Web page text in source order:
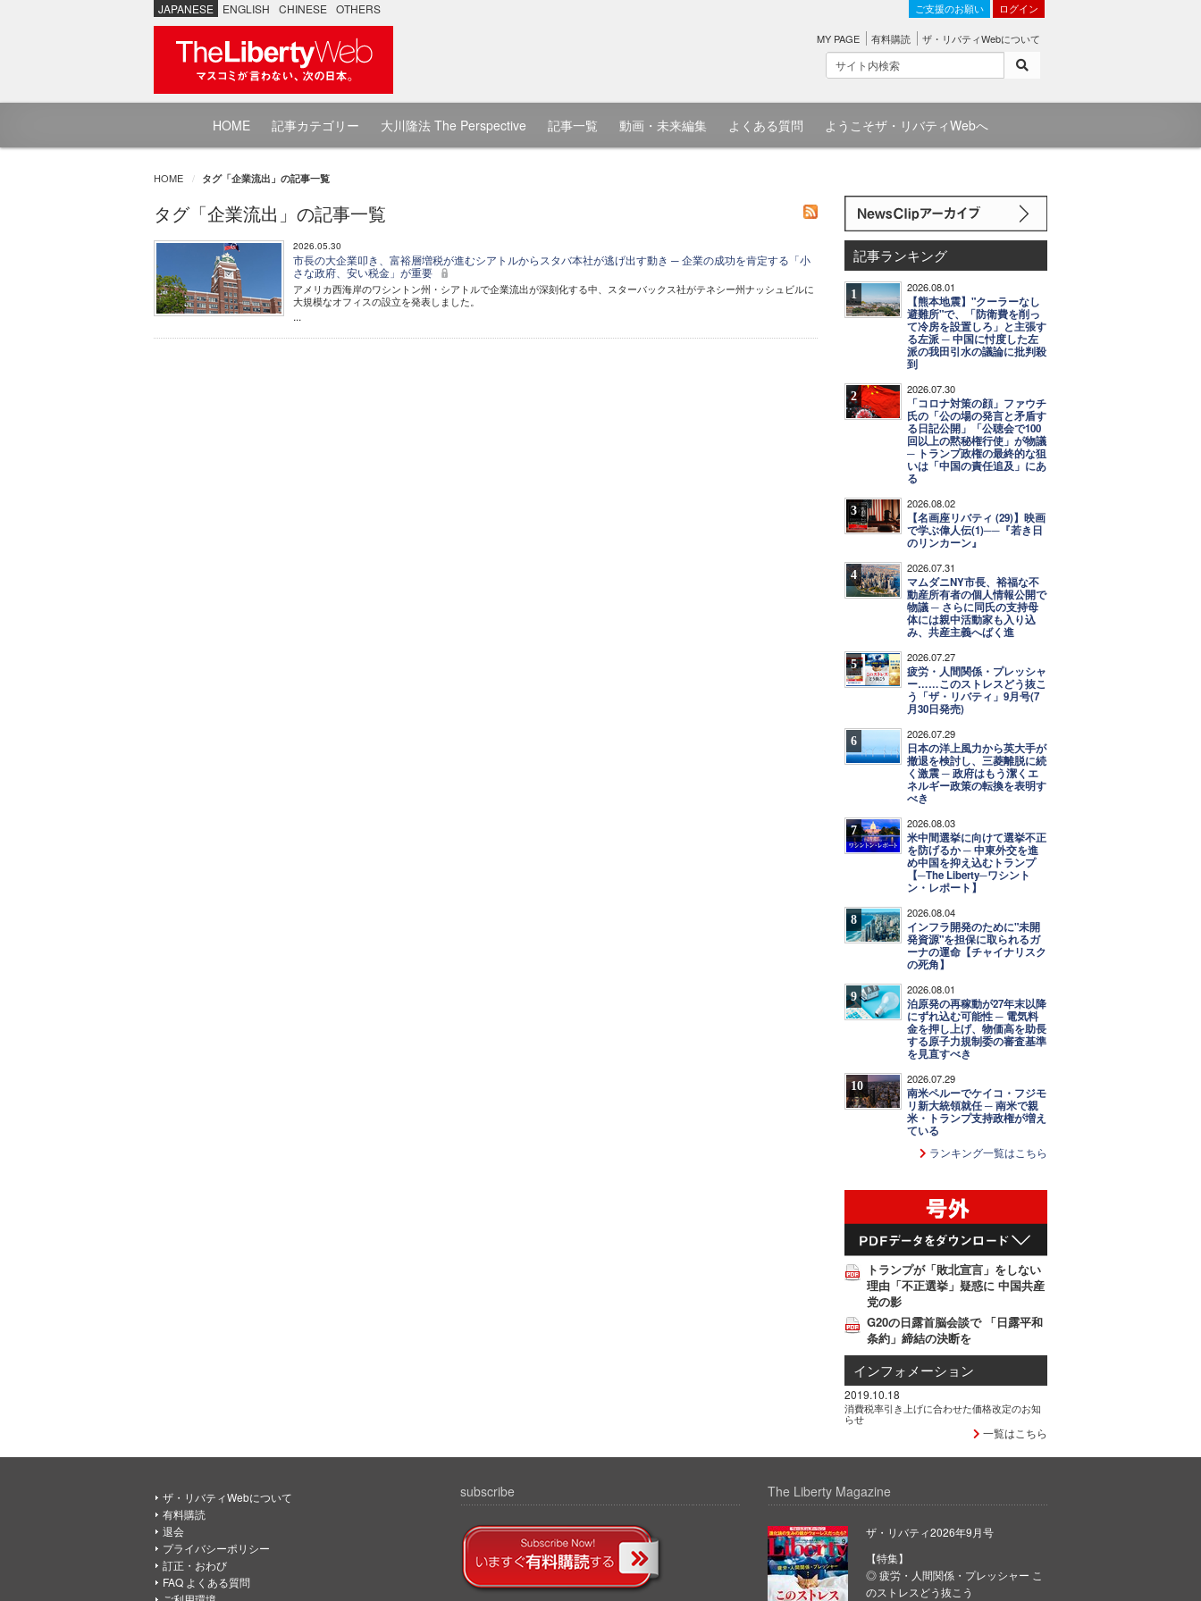
JAPANESE ENGLISH CHINESE OTHERS ご支援のお願い ログイン
MY PAGE 有料購読 ザ・リバティWebについて
HOME 記事カテゴリー 大川隆法 The Perspective 記事一覧 動画・未来編集 よくある質問 ようこそザ・リバティWebへ
HOME タグ「企業流出」の記事一覧
タグ「企業流出」の記事一覧
2026.05.30
市長の大企業叩き、富裕層増税が進むシアトルからスタバ本社が逃げ出す動き ─ 企業の成功を肯定する「小
さな政府、安い税金」が重要
アメリカ西海岸のワシントン州・シアトルで企業流出が深刻化する中、スターバックス社がテネシー州ナッシュビルに
大規模なオフィスの設立を発表しました。
...
記事ランキング
1 2026.08.01
【熊本地震】"クーラーなし
避難所"で、「防衛費を削っ
て冷房を設置しろ」と主張す
る左派 ─ 中国に忖度した左
派の我田引水の議論に批判殺
到
2 2026.07.30
「コロナ対策の顔」ファウチ
氏の「公の場の発言と矛盾す
る日記公開」「公聴会で100
回以上の黙秘権行使」が物議
─ トランプ政権の最終的な狙
いは「中国の責任追及」にあ
る
3 2026.08.02
【名画座リバティ (29)】映画
で学ぶ偉人伝(1)──『若き日
のリンカーン』
4 2026.07.31
マムダニNY市長、裕福な不
動産所有者の個人情報公開で
物議 ─ さらに同氏の支持母
体には親中活動家も入り込
み、共産主義へばく進
5 2026.07.27
疲労・人間関係・プレッシャ
ー……このストレスどう抜こ
う「ザ・リバティ」9月号(7
月30日発売)
6 2026.07.29
日本の洋上風力から英大手が
撤退を検討し、三菱離脱に続
く激震 ─ 政府はもう潔くエ
ネルギー政策の転換を表明す
べき
7 2026.08.03
米中間選挙に向けて選挙不正
を防げるか ─ 中東外交を進
め中国を抑え込むトランプ
【─The Liberty─ワシント
ン・レポート】
8 2026.08.04
インフラ開発のために"未開
発資源"を担保に取られるガ
ーナの運命【チャイナリスク
の死角】
9 2026.08.01
泊原発の再稼動が27年末以降
にずれ込む可能性 ─ 電気料
金を押し上げ、物価高を助長
する原子力規制委の審査基準
を見直すべき
10 2026.07.29
南米ペルーでケイコ・フジモ
リ新大統領就任 ─ 南米で親
米・トランプ支持政権が増え
ている
ランキング一覧はこちら
トランプが「敗北宣言」をしない
理由「不正選挙」疑惑に 中国共産
党の影
G20の日露首脳会談で 「日露平和
条約」締結の決断を
インフォメーション
2019.10.18
消費税率引き上げに合わせた価格改定のお知
らせ
一覧はこちら
ザ・リバティWebについて
有料購読
退会
プライバシーポリシー
訂正・おわび
FAQ よくある質問
subscribe The Liberty Magazine
ザ・リバティ2026年9月号
【特集】
◎ 疲労・人間関係・プレッシャー こ
のストレスどう抜こう